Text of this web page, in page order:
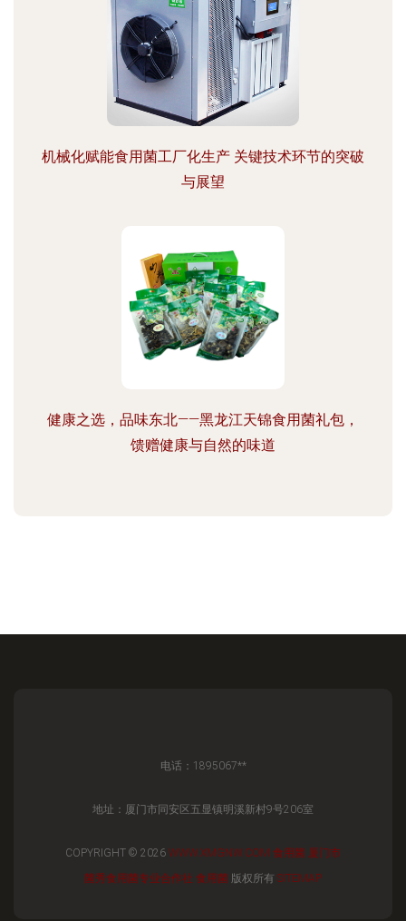
机械化赋能食用菌工厂化生产 关键技术环节的突破
与展望
健康之选，品味东北——黑龙江天锦食用菌礼包，
馈赠健康与自然的味道
电话：1895067**
地址：厦门市同安区五显镇明溪新村9号206室
COPYRIGHT © 2026 WWW.XMGNW.COM 食用菌 厦门市
菌秀食用菌专业合作社 食用菌 版权所有 SITEMAP